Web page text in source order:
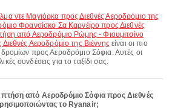
Φρανσίσκο Σα Καρνέιρο προς Διεθνές
από Αεροδρόμιο Ρώμης - Φιουμιτσίνο
Αεροδρόμιο της Βιέννης είναι οι πιο
προς Αεροδρόμιο Σόφια. Αυτές οι
συνδέσεις για το ταξίδι σας.
από Αεροδρόμιο Σόφια προς Διεθνές
το Ryanair;